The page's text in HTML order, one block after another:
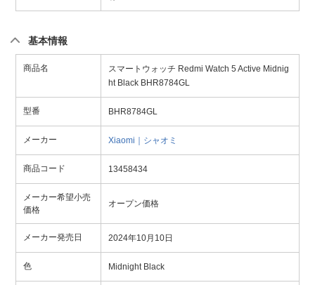
基本情報
商品名
スマートウォッチ Redmi Watch 5 Active Midnig
ht Black BHR8784GL
型番 BHR8784GL
メーカー Xiaomi｜シャオミ
商品コード 13458434
メーカー希望小売
価格
オープン価格
メーカー発売日 2024年10月10日
色 Midnight Black